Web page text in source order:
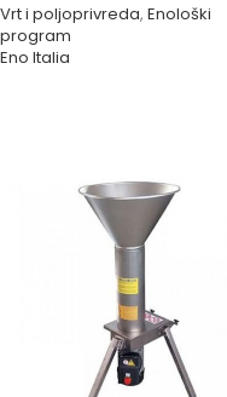
Vrt i poljoprivreda, Enološki
program
Eno Italia